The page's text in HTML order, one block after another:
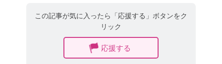
この記事が気に入ったら「応援する」ボタンをク
リック
応援する